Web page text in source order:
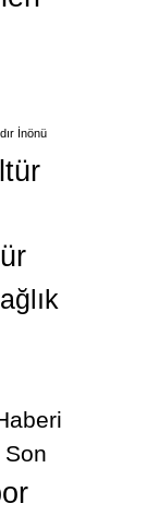
İnönü